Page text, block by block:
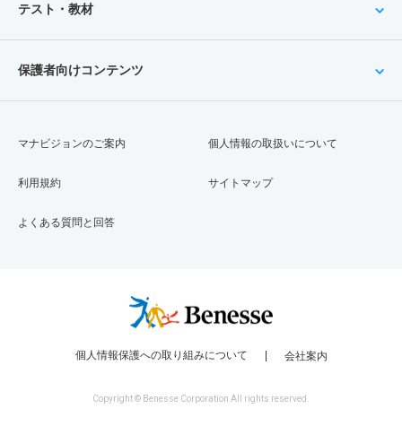
テスト・教材
保護者向けコンテンツ
マナビジョンのご案内
利用規約
よくある質問と回答
個人情報の取扱いについて
サイトマップ
個人情報保護への取り組みについて 会社案内
Copyright © Benesse Corporation All rights reserved.